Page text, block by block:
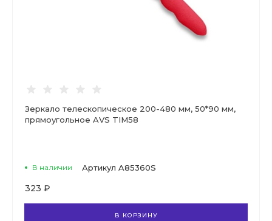
Зеркало телескопическое 200-480 мм, 50*90 мм,
прямоугольное AVS TIM58
В наличии Артикул A85360S
323 ₽
В КОРЗИНУ